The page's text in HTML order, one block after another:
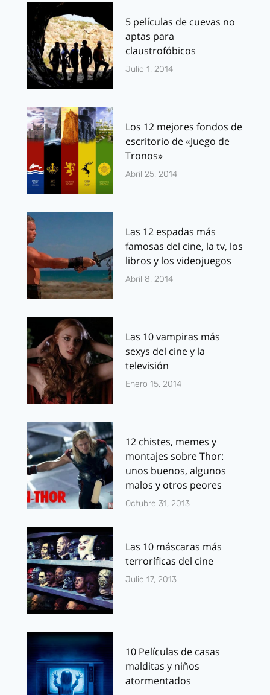
5 películas de cuevas no
aptas para
claustrofóbicos
Julio 1, 2014
Los 12 mejores fondos de
escritorio de «Juego de
Tronos»
Abril 25, 2014
Las 12 espadas más
famosas del cine, la tv, los
libros y los videojuegos
Abril 8, 2014
Las 10 vampiras más
sexys del cine y la
televisión
Enero 15, 2014
12 chistes, memes y
montajes sobre Thor:
unos buenos, algunos
malos y otros peores
Octubre 31, 2013
Las 10 máscaras más
terroríficas del cine
Julio 17, 2013
10 Películas de casas
malditas y niños
atormentados